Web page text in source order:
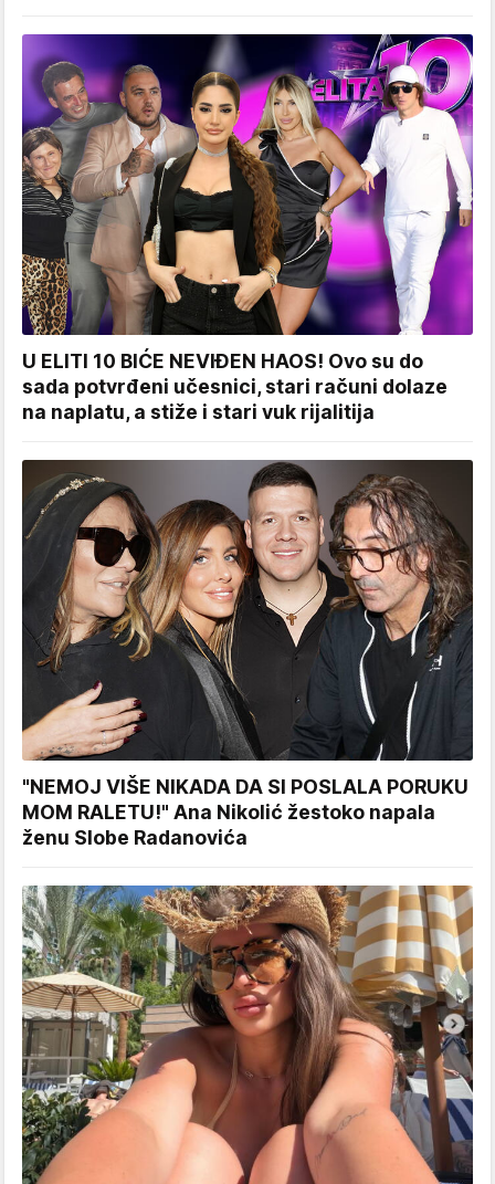
U ELITI 10 BIĆE NEVIĐEN HAOS! Ovo su do
sada potvrđeni učesnici, stari računi dolaze
na naplatu, a stiže i stari vuk rijalitija
"NEMOJ VIŠE NIKADA DA SI POSLALA PORUKU
MOM RALETU!" Ana Nikolić žestoko napala
ženu Slobe Radanovića